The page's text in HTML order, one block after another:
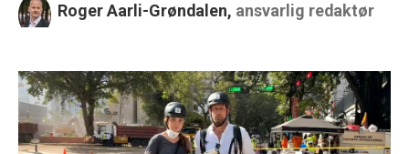
Roger Aarli-Grøndalen, ansvarlig redaktør